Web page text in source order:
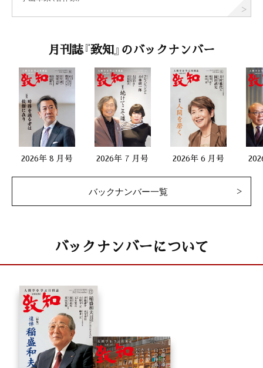
月刊誌『致知』のバックナンバー
2026年 8 月号 2026年 7 月号 2026年 6 月号
バックナンバー一覧
バックナンバーについて